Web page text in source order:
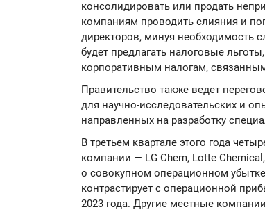
консолидировать или продать
компаниям проводить слияния и
директоров, минуя необходимость
будет предлагать налоговые
корпоративным налогам,
Правительство также ведет
для научно-исследовательских и
направленных на разработку
В третьем квартале этого года
компании — LG Chem, Lotte
о совокупном операционном
контрастирует с операционной
2023 года. Другие местные